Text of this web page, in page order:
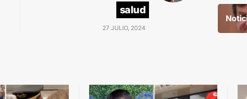
salud
27 JULIO, 2024